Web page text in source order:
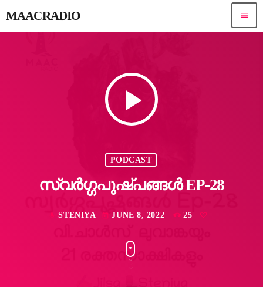
MAACRADIO menu
play_arrow
PODCAST
സ്വർഗ്ഗപുഷ്പങ്ങൾ EP-28
mic STENIYA today JUNE 8, 2022 25